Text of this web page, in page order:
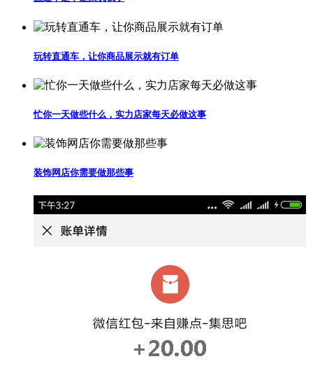
玩转直通车，让你商品展示就有订单
忙你一天做些什么，实力店家每天必做这事
装饰网店你需要做那些事